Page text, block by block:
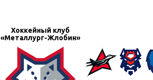
Хоккейный клуб
«Металлург-Жлобин»